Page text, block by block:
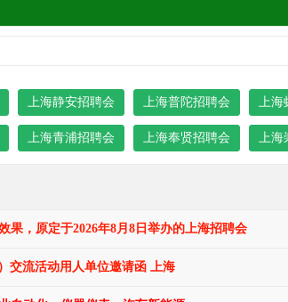
上海静安招聘会 上海普陀招聘会 上
上海青浦招聘会 上海奉贤招聘会 上
果，原定于2026年8月8日举办的上海招聘会
交流活动用人单位邀请函 上海